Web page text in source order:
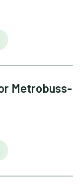
Metrobuss-